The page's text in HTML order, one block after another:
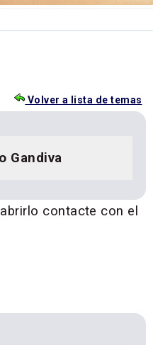
Volver a lista de temas
Gandiva
contacte con el